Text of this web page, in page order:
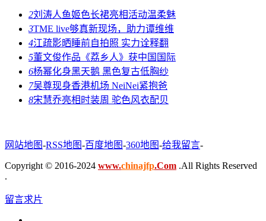
2刘涛人鱼姬色长裙亮相活动温柔魅
3TME live够真新现场，助力谭维维
4江疏影晒睡前自拍照 实力诠释翻
5董文俊作品《荔乡人》获中国国际
6杨幂化身黑天鹅 黑色复古低胸纱
7吴尊现身香港机场 NeiNei紧抱爸
8宋慧乔亮相时装周 驼色风衣配贝
网站地图-RSS地图-百度地图-360地图-给我留言-
Copyright © 2016-2024 www.chinajfp.Com .All Rights Reserved
.
留言求片